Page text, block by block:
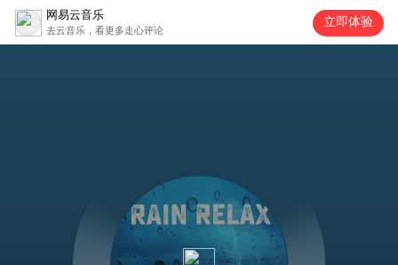
网易云音乐
去云音乐，看更多走心评论
立即体验